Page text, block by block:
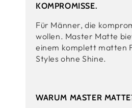
KOMPROMISSE.
Für Männer, die
wollen. Master Matte
einem komplett matten
Styles ohne Shine.
WARUM MASTER